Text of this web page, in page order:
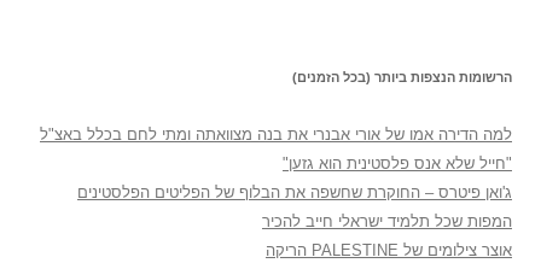
הרשומות הנצפות ביותר (בכל הזמנים)
למה הדירה אמו של אורי אבנרי את בנה מצוואתה ומתי לחם בכלל באצ"ל
"חייל שלא אנס פלסטינית הוא גזען"
ג'ואן פיטרס – החוקרת שחשפה את הבלוף של הפליטים הפלסטינים
המפות שכל תלמיד ישראלי חייב להכיר
אוצר צילומים של PALESTINE הריקה